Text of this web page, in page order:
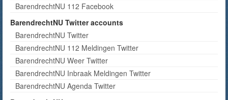
BarendrechtNU 112 Facebook
BarendrechtNU Twitter accounts
BarendrechtNU Twitter
BarendrechtNU 112 Meldingen Twitter
BarendrechtNU Weer Twitter
BarendrechtNU Inbraak Meldingen Twitter
BarendrechtNU Agenda Twitter